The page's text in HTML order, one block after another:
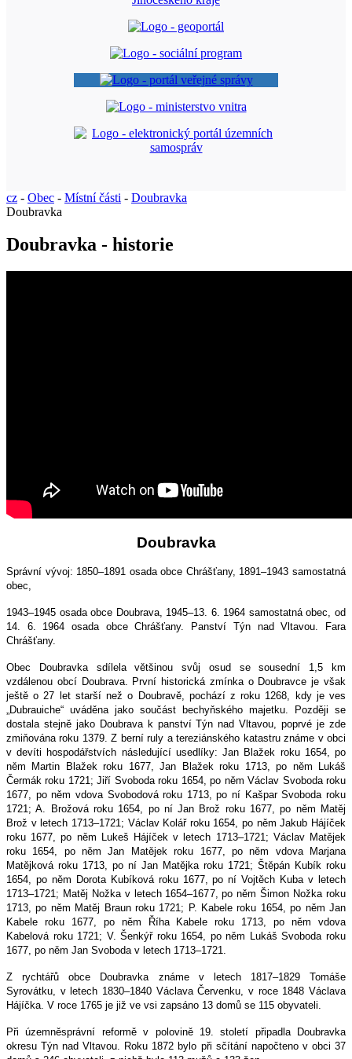
cz - Obec - Místní části - Doubravka
Doubravka
Doubravka - historie
Doubravka
Správní vývoj: 1850–1891 osada obce Chrášťany, 1891–1943 samostatná
obec,
1943–1945 osada obce Doubrava, 1945–13. 6. 1964 samostatná obec, od
14. 6. 1964 osada obce Chrášťany. Panství Týn nad Vltavou. Fara
Chrášťany.
Obec Doubravka sdílela většinou svůj osud se sousední 1,5 km
vzdálenou obcí Doubrava. První historická zmínka o Doubravce je však
ještě o 27 let starší než o Doubravě, pochází z roku 1268, kdy je ves
„Dubrauiche“ uváděna jako součást bechyňského majetku. Později se
dostala stejně jako Doubrava k panství Týn nad Vltavou, poprvé je zde
zmiňována roku 1379. Z berní ruly a tereziánského katastru známe v obci
v devíti hospodářstvích následující usedlíky: Jan Blažek roku 1654, po
něm Martin Blažek roku 1677, Jan Blažek roku 1713, po něm Lukáš
Čermák roku 1721; Jiří Svoboda roku 1654, po něm Václav Svoboda roku
1677, po něm vdova Svobodová roku 1713, po ní Kašpar Svoboda roku
1721; A. Brožová roku 1654, po ní Jan Brož roku 1677, po něm Matěj
Brož v letech 1713–1721; Václav Kolář roku 1654, po něm Jakub Hájíček
roku 1677, po něm Lukeš Hájíček v letech 1713–1721; Václav Matějek
roku 1654, po něm Jan Matějek roku 1677, po něm vdova Marjana
Matějková roku 1713, po ní Jan Matějka roku 1721; Štěpán Kubík roku
1654, po něm Dorota Kubíková roku 1677, po ní Vojtěch Kuba v letech
1713–1721; Matěj Nožka v letech 1654–1677, po něm Šimon Nožka roku
1713, po něm Matěj Braun roku 1721; P. Kabele roku 1654, po něm Jan
Kabele roku 1677, po něm Říha Kabele roku 1713, po něm vdova
Kabelová roku 1721; V. Šenkýř roku 1654, po něm Lukáš Svoboda roku
1677, po něm Jan Svoboda v letech 1713–1721.
Z rychtářů obce Doubravka známe v letech 1817–1829 Tomáše
Syrovátku, v letech 1830–1840 Václava Červenku, v roce 1848 Václava
Hájíčka. V roce 1765 je již ve vsi zapsáno 13 domů se 115 obyvateli.
Při územněsprávní reformě v polovině 19. století připadla Doubravka
okresu Týn nad Vltavou. Roku 1872 bylo při sčítání napočteno v obci 37